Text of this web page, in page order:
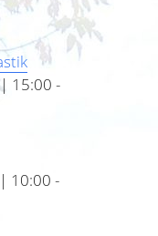
15:00 -
10:00 -